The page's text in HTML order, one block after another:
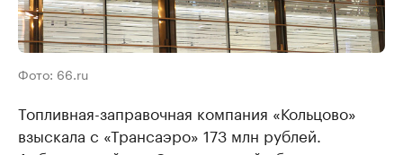
Фото: 66.ru
Топливная-заправочная компания «Кольцово»
взыскала с «Трансаэро» 173 млн рублей.